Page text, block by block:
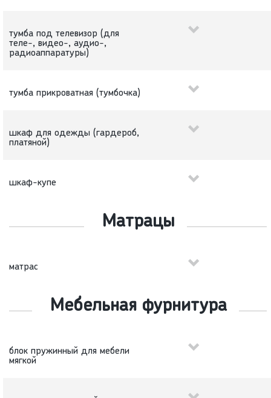
тумба под телевизор (для
теле-, видео-, аудио-,
радиоаппаратуры)
тумба прикроватная (тумбочка)
шкаф для одежды (гардероб,
платяной)
шкаф-купе
Матрацы
матрас
Мебельная фурнитура
блок пружинный для мебели
мягкой